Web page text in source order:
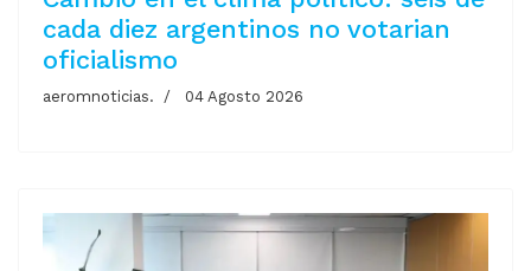
cada diez argentinos no votarian
oficialismo
aeromnoticias. 04 Agosto 2026